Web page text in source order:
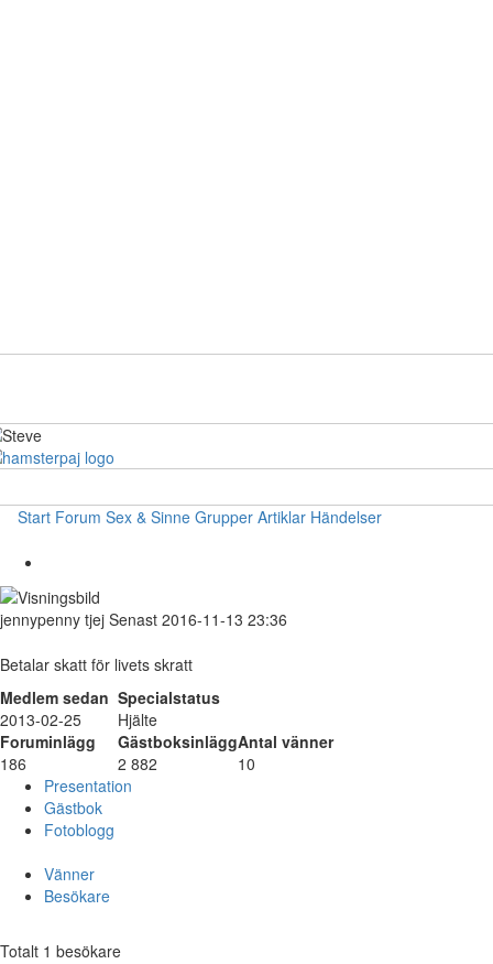
Start Forum Sex & Sinne Grupper Artiklar Händelser
jennypenny tjej Senast 2016-11-13 23:36
Betalar skatt för livets skratt
Medlem sedan Specialstatus
2013-02-25
Hjälte
Foruminlägg
GästboksinläggAntal vänner
186
2 882
10
Presentation
Gästbok
Fotoblogg
Vänner
Besökare
Totalt 1 besökare